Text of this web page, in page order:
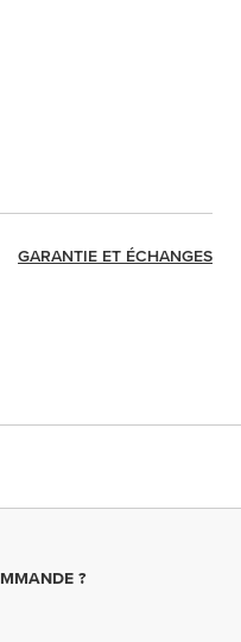
GARANTIE ET ÉCHANGES
?